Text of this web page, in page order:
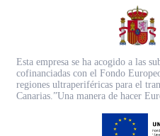
Esta empresa se ha acogido a las
cofinanciadas con el Fondo
regiones ultraperiféricas para el
Canarias.”Una manera de hacer